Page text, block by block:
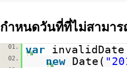
กำหนดวันที่ที่ไม่สามาร
01. var
02. new Date(